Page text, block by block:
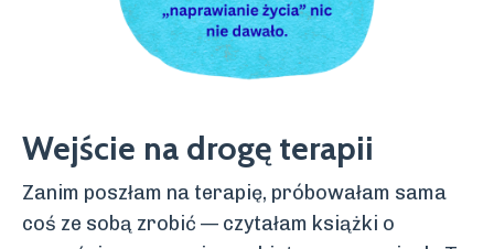
Wejście na drogę terapii
Zanim poszłam na terapię, próbowałam sama
coś ze sobą zrobić — czytałam książki o